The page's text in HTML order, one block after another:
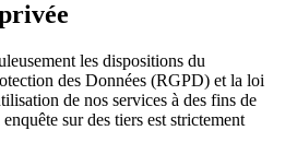
les dispositions du
des Données (RGPD) et la loi
de nos services à des fins de
sur des tiers est strictement